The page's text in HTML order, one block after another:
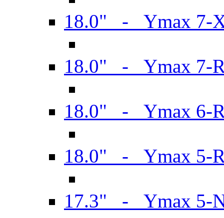
18.0" - Ymax 7-
18.0" - Ymax 7-
18.0" - Ymax 6-
18.0" - Ymax 5-
17.3" - Ymax 5-